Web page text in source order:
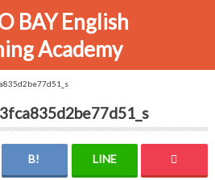
BAY English
Academy